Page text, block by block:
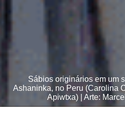
Sábios originários em um
Ashaninka, no Peru (Carolina
Apiwtxa) | Arte: